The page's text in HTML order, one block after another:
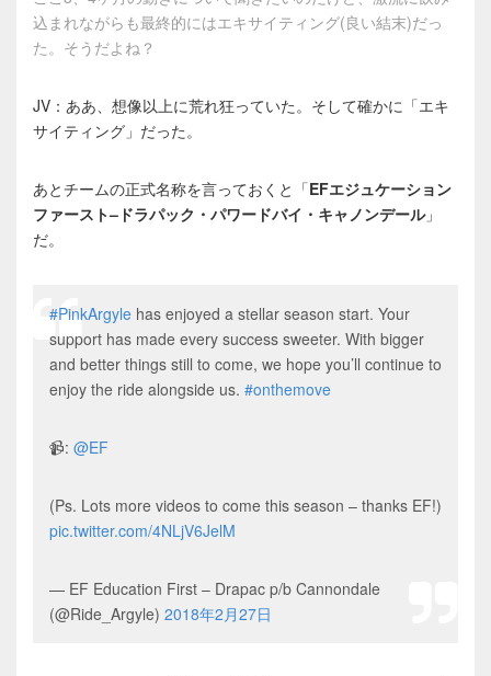
込まれながらも最終的にはエキサイティング(良い結末)だっ
た。そうだよね？
JV：ああ、想像以上に荒れ狂っていた。そして確かに「エキ
サイティング」だった。
あとチームの正式名称を言っておくと「EFエジュケーション
ファースト–ドラパック・パワードバイ・キャノンデール」
だ。
#PinkArgyle has enjoyed a stellar season start. Your
support has made every success sweeter. With bigger
and better things still to come, we hope you’ll continue to
enjoy the ride alongside us. #onthemove
📹: @EF
(Ps. Lots more videos to come this season – thanks EF!)
pic.twitter.com/4NLjV6JelM
— EF Education First – Drapac p/b Cannondale
(@Ride_Argyle) 2018年2月27日